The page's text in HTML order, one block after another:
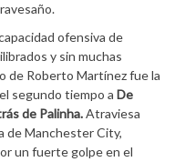
ofensiva de
y sin muchas
de Roberto Martínez fue la
segundo tiempo a De
de Palinha.Atraviesa
de Manchester City,
un fuerte golpe en el